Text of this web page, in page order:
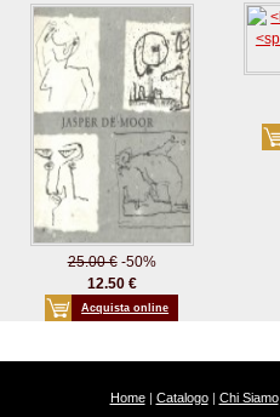
25.00 €-50%
12.50 €
Acquista online
Home| Catalogo| Chi Siamo